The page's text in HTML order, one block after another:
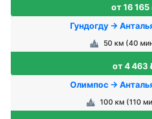
от 16 165
Гундогду →
50 км (40
от 4 463
Олимпос →
100 км (110